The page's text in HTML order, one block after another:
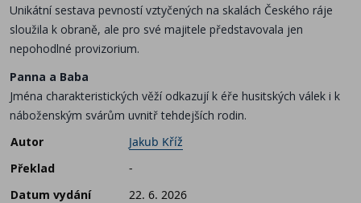
Unikátní sestava pevností vztyčených na skalách Českého ráje
sloužila k obraně, ale pro své majitele představovala jen
nepohodlné provizorium.
Panna a Baba
Jména charakteristických věží odkazují k éře husitských válek i k
náboženským svárům uvnitř tehdejších rodin.
Autor
Jakub Kříž
Překlad
-
Datum vydání
22. 6. 2026